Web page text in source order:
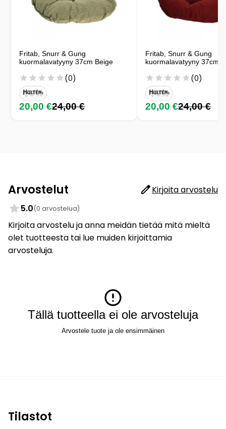
Fritab, Snurr & Gung
kuormalavatyyny 37cm Beige
(0)
20,00 €24,00 €
Fritab, Snurr & Gung
kuormalavatyyny 37cm
(0)
20,00 €24,00 €
Arvostelut
Kirjoita arvostelu
5.0(0 arvostelua)
Kirjoita arvostelu ja anna meidän tietää mitä mieltä
olet tuotteesta tai lue muiden kirjoittamia
arvosteluja.
Tällä tuotteella ei ole arvosteluja
Arvostele tuote ja ole ensimmäinen
Tilastot